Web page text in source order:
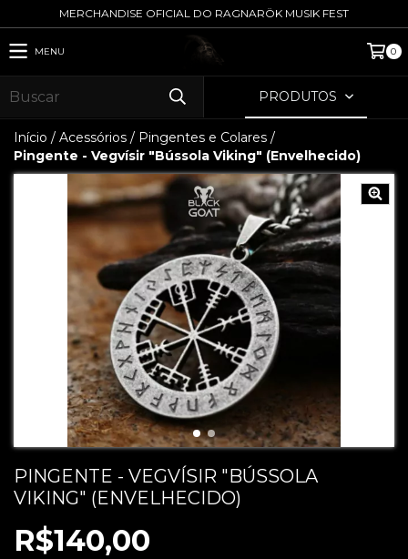
MERCHANDISE OFICIAL DO RAGNARÖK MUSIK FEST
MENU 0
PRODUTOS
Início / Acessórios / Pingentes e Colares /
Pingente - Vegvísir "Bússola Viking" (Envelhecido)
PINGENTE - VEGVÍSIR "BÚSSOLA
VIKING" (ENVELHECIDO)
R$140,00